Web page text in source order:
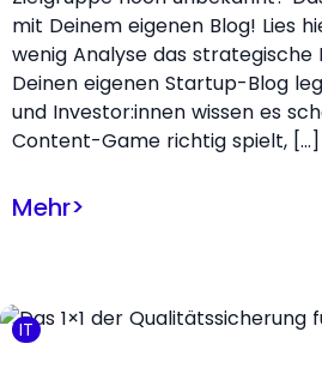
mit Deinem eigenen Blog! Lies
wenig Analyse das strategische
Deinen eigenen Startup-Blog
und Investor:innen wissen es
Content-Game richtig spielt, […]
Mehr>
IT